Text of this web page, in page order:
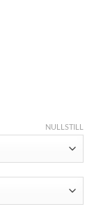
NULLSTILL